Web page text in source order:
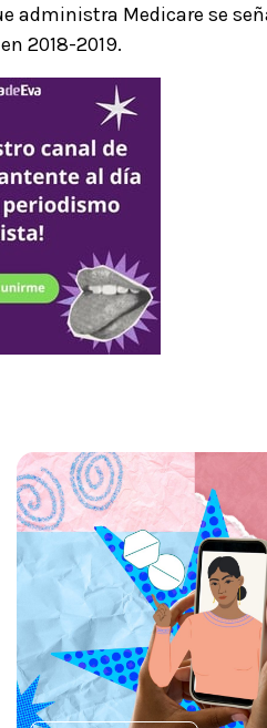
administra Medicare se
2018-2019.